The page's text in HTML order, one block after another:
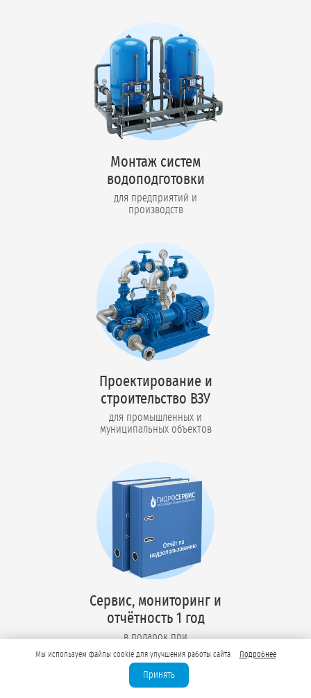
Монтаж систем
водоподготовки
для предприятий и
производств
Проектирование и
строительство ВЗУ
для промышленных и
муниципальных объектов
Сервис, мониторинг и
отчётность 1 год
в подарок при
оформлении лицензии
Мы используем файлы cookie для улучшения работы сайта Подробнее
Принять